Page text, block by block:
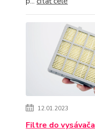
12.01.2023
Filtre do vysávača